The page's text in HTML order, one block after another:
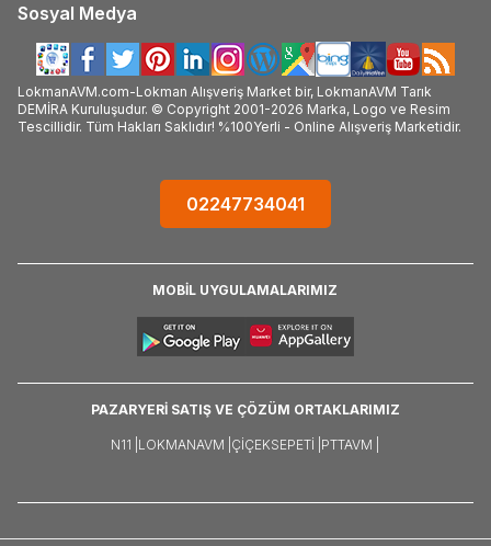
Sosyal Medya
LokmanAVM.com-Lokman Alışveriş Market bir, LokmanAVM Tarık
DEMİRA Kuruluşudur. © Copyright 2001-2026 Marka, Logo ve Resim
Tescillidir. Tüm Hakları Saklıdır! %100Yerli - Online Alışveriş Marketidir.
02247734041
MOBİL UYGULAMALARIMIZ
PAZARYERİ SATIŞ VE ÇÖZÜM ORTAKLARIMIZ
N11 | LOKMANAVM | ÇIÇEKSEPETI | PTTAVM |